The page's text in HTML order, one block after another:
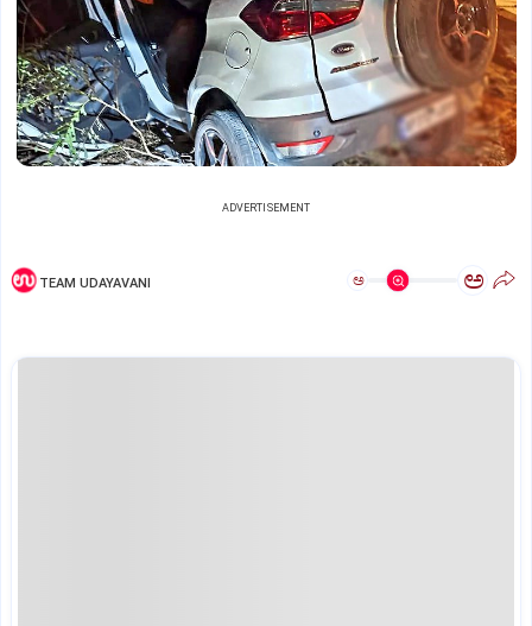
ADVERTISEMENT
TEAM UDAYAVANI ಅ ಅ